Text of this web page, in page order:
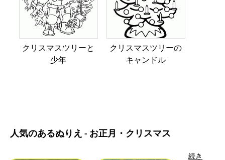
クリスマスツリーと
少年
クリスマスツリーの
キャンドル
人気のあるぬりえ - お正月・クリスマス
続き